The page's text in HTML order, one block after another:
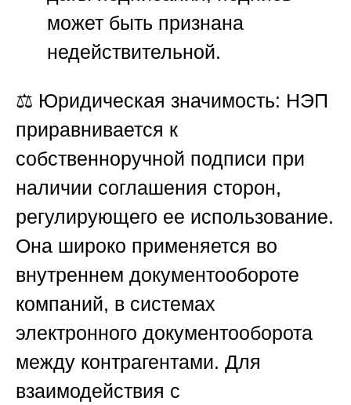
может быть признана
недействительной.
⚖️ Юридическая значимость: НЭП
приравнивается к
собственноручной подписи при
наличии соглашения сторон,
регулирующего ее использование.
Она широко применяется во
внутреннем документообороте
компаний, в системах
электронного документооборота
между контрагентами. Для
взаимодействия с